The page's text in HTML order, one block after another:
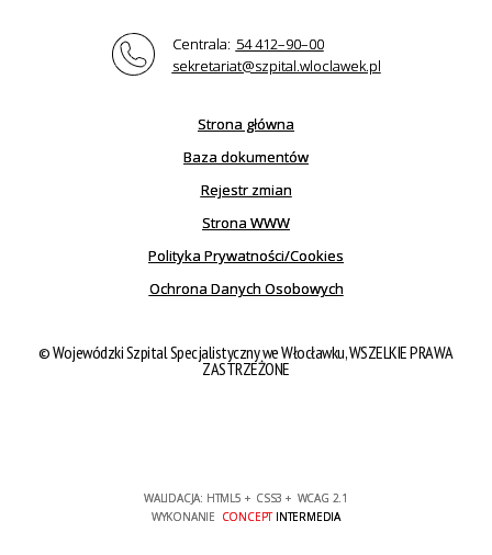
Centrala: 54 412–90–00
sekretariat@szpital.wloclawek.pl
Strona główna
Baza dokumentów
Rejestr zmian
Strona WWW
Polityka Prywatności/Cookies
Ochrona Danych Osobowych
© Wojewódzki Szpital Specjalistyczny we Włocławku, WSZELKIE PRAWA
ZASTRZEŻONE
WALIDACJA: HTML5 + CSS3 + WCAG 2.1
WYKONANIE CONCEPTINTERMEDIA